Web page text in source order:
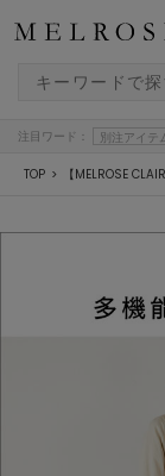
注目ワード： 別注アイテ
TOP 【MELROSE